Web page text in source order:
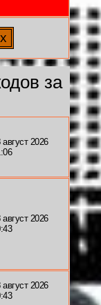
за
август 2026
август 2026
август 2026